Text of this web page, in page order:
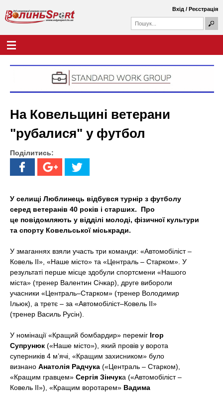
вмісту
В
о
н
S
p
o
о
у
к
о
в
а
о
м
а
о
ш
Вхід / Реєстрація
На Ковельщині ветерани
"рубалися" у футбол
Поділитись:
У селищі Люблинець відбувся турнір з футболу
серед ветеранів 40 років і старших. Про
це повідомляють у відділі молоді, фізичної культури
та спорту Ковельської міськради.
У змаганнях взяли участь три команди: «Автомобіліст –
Ковель ІІ», «Наше місто» та «Централь – Старком». У
результаті перше місце здобули спортсмени «Нашого
міста» (тренер Валентин Січкар), друге вибороли
учасники «Централь–Старком» (тренер Володимир
Ільюк), а третє – за «Автомобіліст–Ковель ІІ»
(тренер Василь Русін).
У номінації «Кращий бомбардир» переміг Ігор
Супрунюк («Наше місто»), який провів у ворота
суперників 4 м’ячі, «Кращим захисником» було
визнано Анатолія Радчука («Централь – Старком),
«Кращим гравцем» Сергія Зінчука («Автомобіліст –
Ковель ІІ»), «Кращим воротарем» Вадима